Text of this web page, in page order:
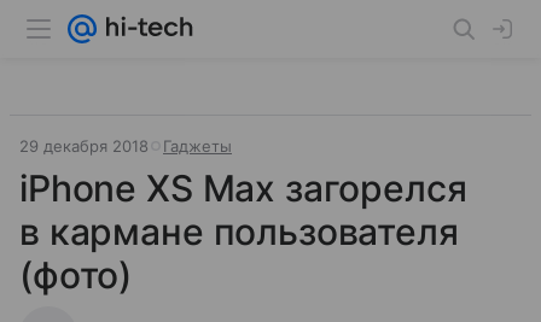
29 декабря 2018 Гаджеты
iPhone XS Max загорелся
в кармане пользователя
(фото)